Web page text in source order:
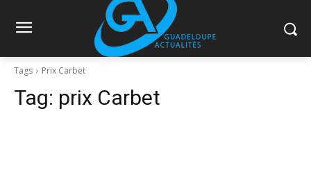
Tags Prix Carbet
Tag: prix Carbet